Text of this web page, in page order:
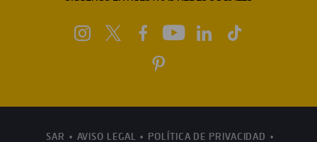
SAR AVISO LEGAL POLÍTICA DE PRIVACIDAD